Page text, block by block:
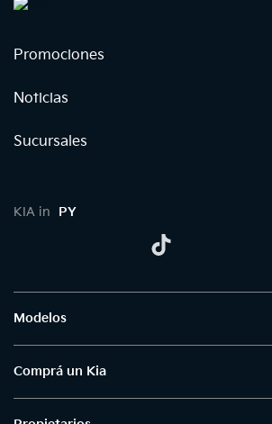
Promociones
Noticias
Sucursales
KIA in PY
Modelos
Comprá un Kia